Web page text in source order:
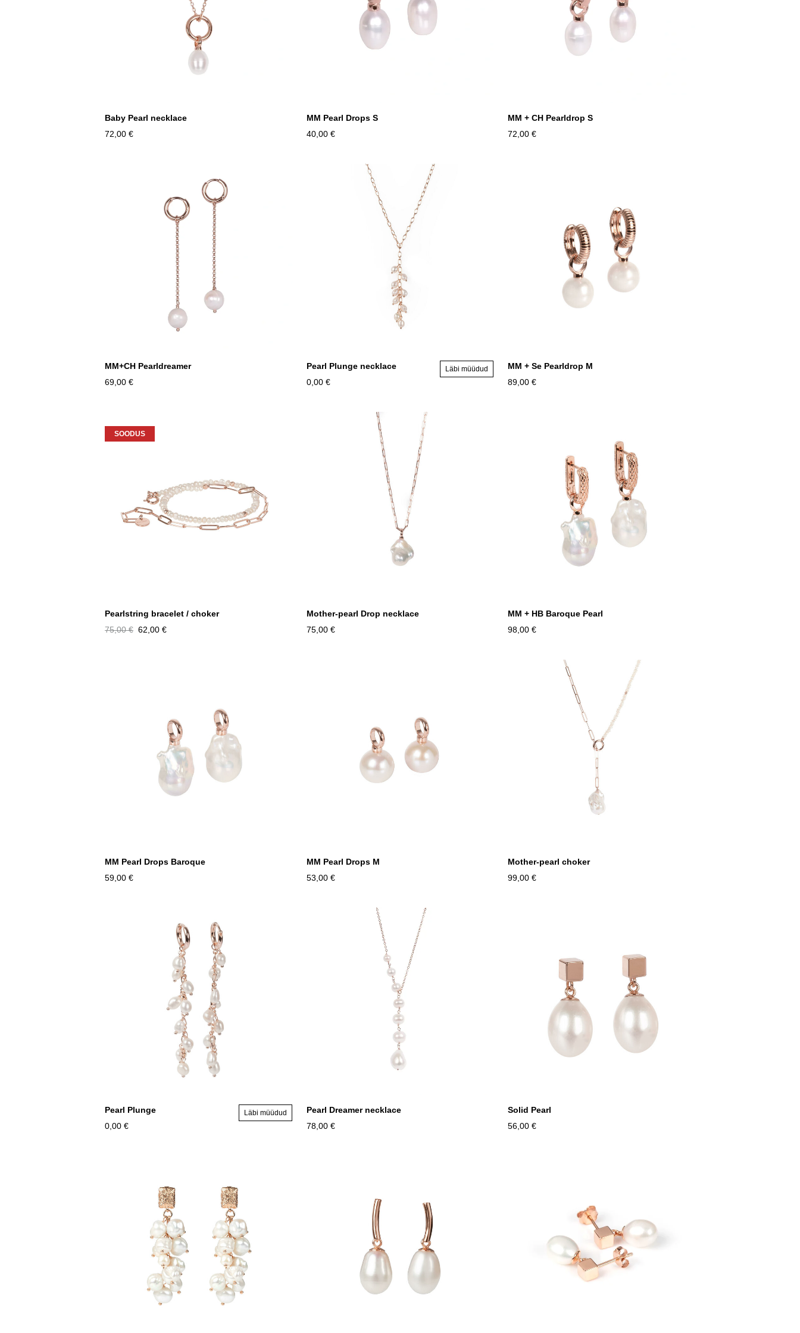
Baby Pearl necklace
72,00 €
MM Pearl Drops S
40,00 €
MM + CH Pearldrop S
72,00 €
MM+CH Pearldreamer
69,00 €
Pearl Plunge necklace
0,00 €
Läbi müüdud
MM + Se Pearldrop M
89,00 €
SOODUS
Pearlstring bracelet / choker
75,00 € 62,00 €
Mother-pearl Drop necklace
75,00 €
MM + HB Baroque Pearl
98,00 €
MM Pearl Drops Baroque
59,00 €
MM Pearl Drops M
53,00 €
Mother-pearl choker
99,00 €
Pearl Plunge
0,00 €
Läbi müüdud
Pearl Dreamer necklace
78,00 €
Solid Pearl
56,00 €